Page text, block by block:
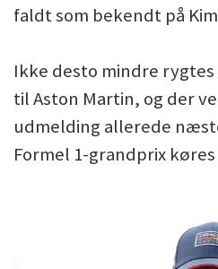
faldt som bekendt på
Ikke desto mindre
til Aston Martin, og der
udmelding allerede
Formel 1-grandprix køres